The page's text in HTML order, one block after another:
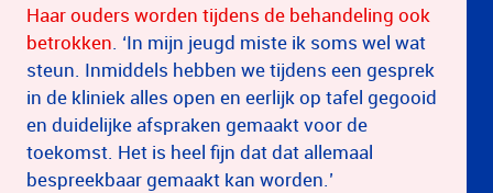
Haar ouders worden tijdens de behandeling ook
betrokken. ‘In mijn jeugd miste ik soms wel wat
steun. Inmiddels hebben we tijdens een gesprek
in de kliniek alles open en eerlijk op tafel gegooid
en duidelijke afspraken gemaakt voor de
toekomst. Het is heel fijn dat dat allemaal
bespreekbaar gemaakt kan worden.’